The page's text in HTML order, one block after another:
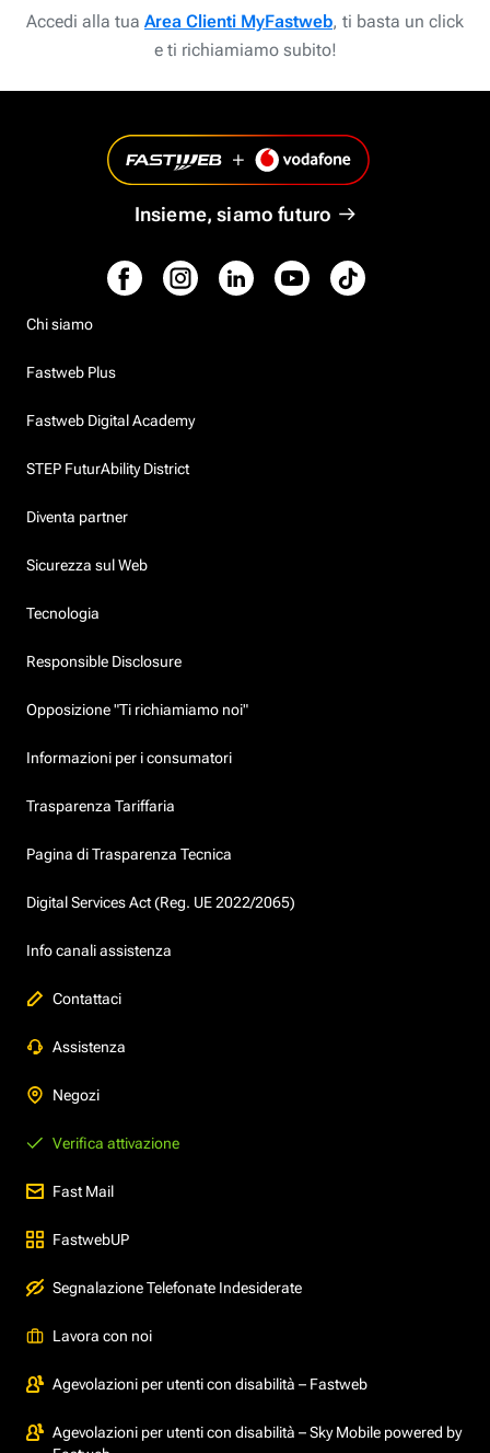
Accedi alla tua Area Clienti MyFastweb, ti basta un click
e ti richiamiamo subito!
Insieme, siamo futuro
Chi siamo
Fastweb Plus
Fastweb Digital Academy
STEP FuturAbility District
Diventa partner
Sicurezza sul Web
Tecnologia
Responsible Disclosure
Opposizione "Ti richiamiamo noi"
Informazioni per i consumatori
Trasparenza Tariffaria
Pagina di Trasparenza Tecnica
Digital Services Act (Reg. UE 2022/2065)
Info canali assistenza
Contattaci
Assistenza
Negozi
Verifica attivazione
Fast Mail
FastwebUP
Segnalazione Telefonate Indesiderate
Lavora con noi
Agevolazioni per utenti con disabilità – Fastweb
Agevolazioni per utenti con disabilità – Sky Mobile powered by